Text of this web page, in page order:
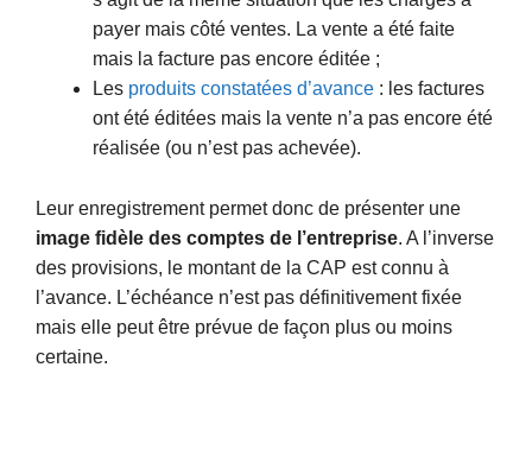
payer mais côté ventes. La vente a été faite
mais la facture pas encore éditée ;
Les produits constatées d’avance : les factures
ont été éditées mais la vente n’a pas encore été
réalisée (ou n’est pas achevée).
Leur enregistrement permet donc de présenter une
image fidèle des comptes de l’entreprise. A l’inverse
des provisions, le montant de la CAP est connu à
l’avance. L’échéance n’est pas définitivement fixée
mais elle peut être prévue de façon plus ou moins
certaine.